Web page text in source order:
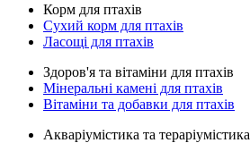
Корм для птахів
Сухий корм для птахів
Ласощі для птахів
Здоров'я та вітаміни для птахів
Мінеральні камені для птахів
Вітаміни та добавки для птахів
Акваріумістика та тераріумістика